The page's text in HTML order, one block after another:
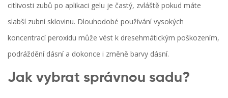
citlivosti zubů po aplikaci gelu je častý, zvláště pokud máte
slabší zubní sklovinu. Dlouhodobé používání vysokých
koncentrací peroxidu může vést k dresehmátickým poškozením,
podráždění dásní a dokonce i změně barvy dásní.
Jak vybrat správnou sadu?